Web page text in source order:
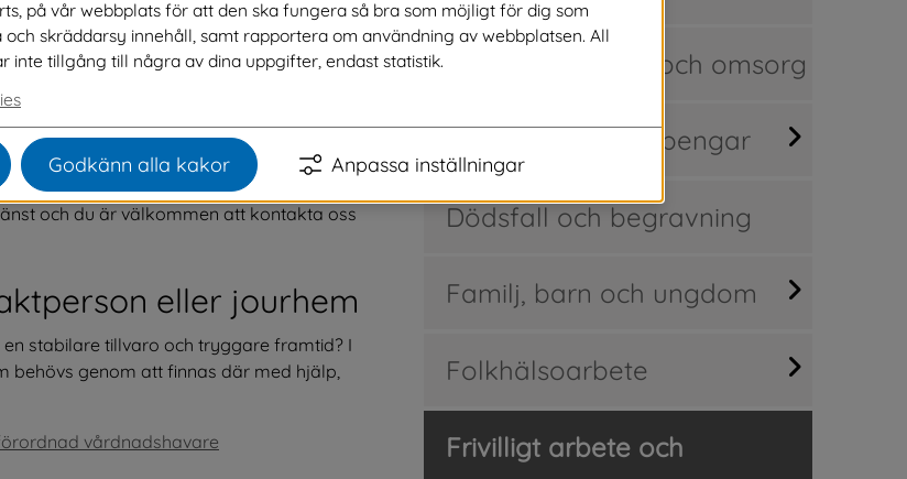
Det är också de uppdrag
familjehem, jourhem, ledsagare eller
och du är välkommen att kontakta oss
eller jourhem
stabilare tillvaro och tryggare framtid? I
behövs genom att finnas där med hjälp,
vårdnadshavare
Avgifter för vård och omsorg
Din ekonomi och pengar
Dödsfall och begravning
Familj, barn och ungdom
Folkhälsoarbete
Frivilligt arbete och
på vår webbplats för att den ska fungera så bra som möjligt för dig som
skräddarsy innehåll, samt rapportera om användning av webbplatsen. All
inte tillgång till några av dina uppgifter, endast statistik.
Godkänn alla kakor Anpassa inställningar